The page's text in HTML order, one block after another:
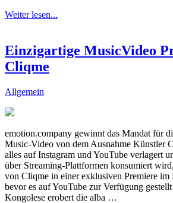
Weiter lesen...
Einzigartige MusicVideo
Cliqme
Allgemein
emotion.company gewinnt das Mandat für
Music-Video von dem Ausnahme Künstler
alles auf Instagram und YouTube verlagert
über Streaming-Plattformen konsumiert
von Cliqme in einer exklusiven Premiere
bevor es auf YouTube zur Verfügung
Kongolese erobert die alba …